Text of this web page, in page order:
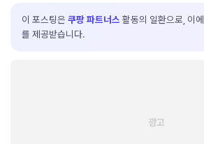
이 포스팅은 쿠팡 파트너스 활동의 일환으로, 이
를 제공받습니다.